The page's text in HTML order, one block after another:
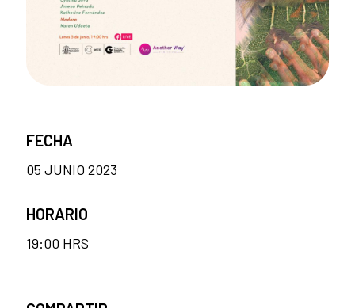
FECHA
05 JUNIO 2023
HORARIO
19:00 HRS